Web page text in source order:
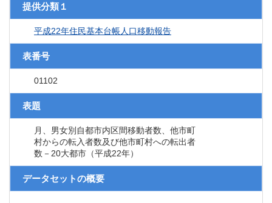
提供分類１
平成22年住民基本台帳人口移動報告
表番号
01102
表題
月、男女別自都市内区間移動者数、他市町
村からの転入者数及び他市町村への転出者
数－20大都市（平成22年）
データセットの概要